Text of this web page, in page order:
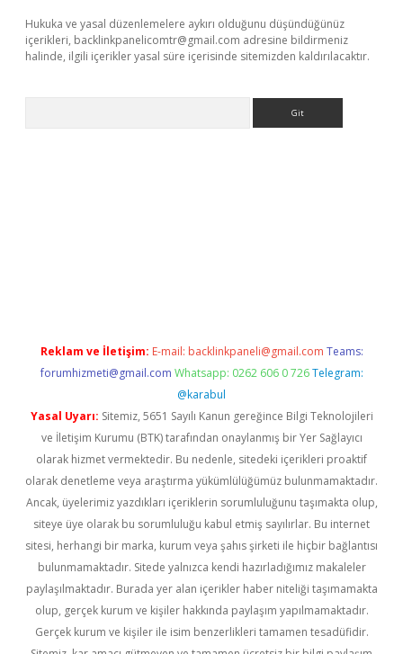
Hukuka ve yasal düzenlemelere aykırı olduğunu düşündüğünüz
içerikleri, backlinkpanelicomtr@gmail.com adresine bildirmeniz
halinde, ilgili içerikler yasal süre içerisinde sitemizden kaldırılacaktır.
Reklam ve İletişim: E-mail: backlinkpaneli@gmail.com Teams:
forumhizmeti@gmail.com Whatsapp: 0262 606 0 726 Telegram:
@karabul
Yasal Uyarı: Sitemiz, 5651 Sayılı Kanun gereğince Bilgi Teknolojileri
ve İletişim Kurumu (BTK) tarafından onaylanmış bir Yer Sağlayıcı
olarak hizmet vermektedir. Bu nedenle, sitedeki içerikleri proaktif
olarak denetleme veya araştırma yükümlülüğümüz bulunmamaktadır.
Ancak, üyelerimiz yazdıkları içeriklerin sorumluluğunu taşımakta olup,
siteye üye olarak bu sorumluluğu kabul etmiş sayılırlar. Bu internet
sitesi, herhangi bir marka, kurum veya şahıs şirketi ile hiçbir bağlantısı
bulunmamaktadır. Sitede yalnızca kendi hazırladığımız makaleler
paylaşılmaktadır. Burada yer alan içerikler haber niteliği taşımamakta
olup, gerçek kurum ve kişiler hakkında paylaşım yapılmamaktadır.
Gerçek kurum ve kişiler ile isim benzerlikleri tamamen tesadüfidir.